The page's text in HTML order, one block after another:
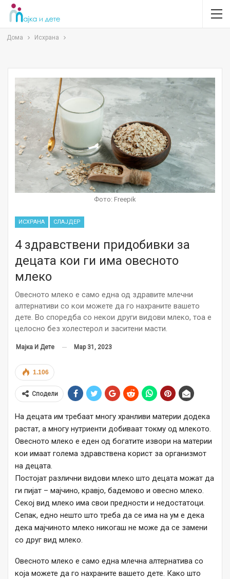
Дома Исхрана
Фото: Freepik
ИСХРАНА СЛАЈДЕР
4 здравствени придобивки за
децата кои ги има овесното
млеко
Овесното млеко е само една од здравите млечни
алтернативи со кои можете да го нахраните вашето
дете. Во споредба со некои други видови млеко, тоа е
целосно без холестерол и заситени масти.
Мајка И Дете Мар 31, 2023
1.106
Сподели
На децата им требаат многу хранливи материи додека
растат, а многу нутриенти добиваат токму од млекото.
Овесното млеко е еден од богатите извори на материи
кои имаат голема здравствена корист за организмот
на децата.
Постојат различни видови млеко што децата можат да
ги пијат – мајчино, кравјо, бадемово и овесно млеко.
Секој вид млеко има свои предности и недостатоци.
Сепак, едно нешто што треба да се има на ум е дека
дека мајчиното млеко никогаш не може да се замени
со друг вид млеко.
Овесното млеко е само една млечна алтернатива со
која можете да го нахраните вашето дете. Како што